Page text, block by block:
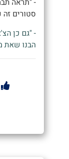
- "תראה
סטורים זה
- "גם כן
הבנו שאת